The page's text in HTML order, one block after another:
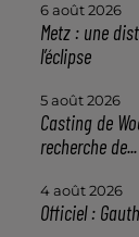
6 août 2026
Metz : une
l’éclipse
5 août 2026
Casting de
recherche de...
4 août 2026
Officiel :